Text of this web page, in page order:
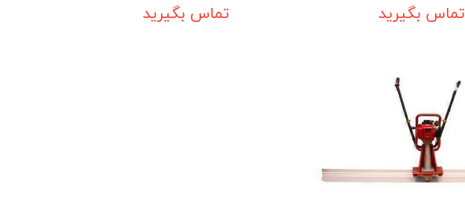
تماس بگیرید تماس بگیرید